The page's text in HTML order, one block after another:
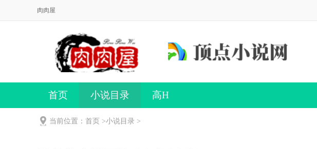
肉肉屋
首页 小说目录 高H
当前位置：首页 >小说目录 >